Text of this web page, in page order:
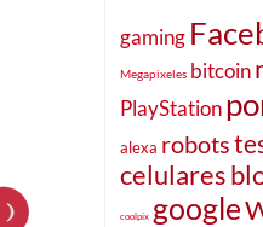
gaming
Megapixeles bitcoin
PlayStation
alexa robots
celulares
coolpix google